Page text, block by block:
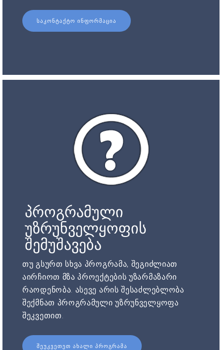
ᲡᲐᲙᲝᲜᲢᲐᲥᲢᲝ ᲘᲜᲤᲝᲠᲛᲐᲪᲘᲐ
პროგრამული
უზრუნველყოფის
შემუშავება
თუ გსურთ სხვა პროგრამა, შეგიძლიათ
აირჩიოთ მზა პროექტების უზარმაზარი
რაოდენობა. ასევე არის შესაძლებლობა
შექმნათ პროგრამული უზრუნველყოფა
შეკვეთით.
ᲨᲔᲣᲙᲕᲔᲗᲔᲗ ᲐᲮᲐᲚᲘ ᲞᲠᲝᲒᲠᲐᲛᲐ